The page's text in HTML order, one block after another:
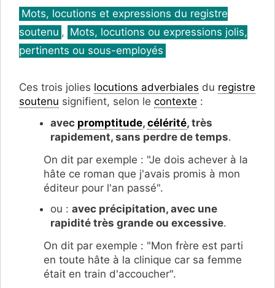
Catégories
Mots, locutions et expressions du registre
soutenu , Mots, locutions ou expressions jolis,
pertinents ou sous-employés
Ces trois jolies locutions adverbiales du registre
soutenu signifient, selon le contexte :
avec promptitude, célérité, très
rapidement, sans perdre de temps.
On dit par exemple : "Je dois achever à la
hâte ce roman que j'avais promis à mon
éditeur pour l'an passé".
ou : avec précipitation, avec une
rapidité très grande ou excessive.
On dit par exemple : "Mon frère est parti
en toute hâte à la clinique car sa femme
était en train d'accoucher".